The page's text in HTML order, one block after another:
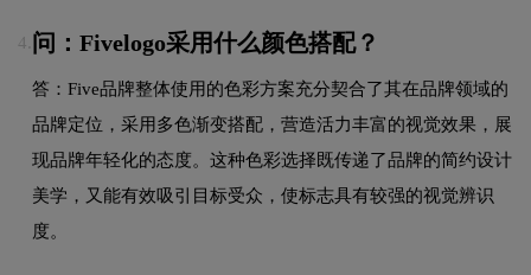
4. 问：Fivelogo采用什么颜色搭配？
答：Five品牌整体使用的色彩方案充分契合了其在品牌领域的
品牌定位，采用多色渐变搭配，营造活力丰富的视觉效果，展
现品牌年轻化的态度。这种色彩选择既传递了品牌的简约设计
美学，又能有效吸引目标受众，使标志具有较强的视觉辨识
度。